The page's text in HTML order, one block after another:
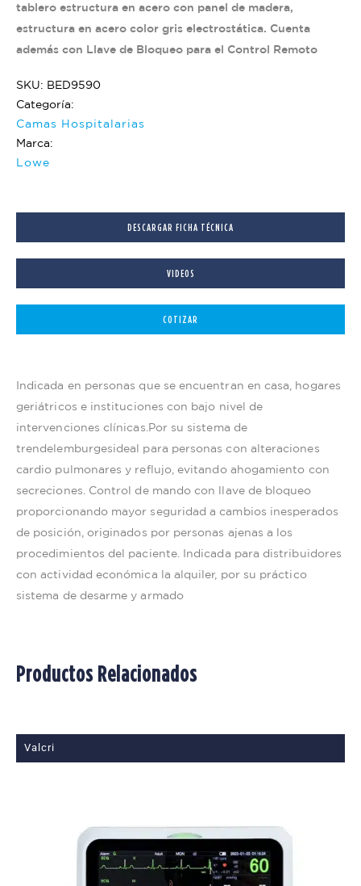
tablero estructura en acero con panel de madera,
estructura en acero color gris electrostática. Cuenta
además con Llave de Bloqueo para el Control Remoto
SKU: BED9590
Categoría:
Camas Hospitalarias
Marca:
Lowe
DESCARGAR FICHA TÉCNICA
VIDEOS
COTIZAR
Indicada en personas que se encuentran en casa, hogares
geriátricos e instituciones con bajo nivel de
intervenciones clínicas.Por su sistema de
trendelemburgesideal para personas con alteraciones
cardio pulmonares y reflujo, evitando ahogamiento con
secreciones. Control de mando con llave de bloqueo
proporcionando mayor seguridad a cambios inesperados
de posición, originados por personas ajenas a los
procedimientos del paciente. Indicada para distribuidores
con actividad económica la alquiler, por su práctico
sistema de desarme y armado
Productos Relacionados
Valcri